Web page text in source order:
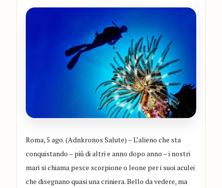
Roma, 5 ago. (Adnkronos Salute) – L’alieno che sta
conquistando – più di altri e anno dopo anno – i nostri
mari si chiama pesce scorpione o leone per i suoi aculei
che disegnano quasi una criniera. Bello da vedere, ma